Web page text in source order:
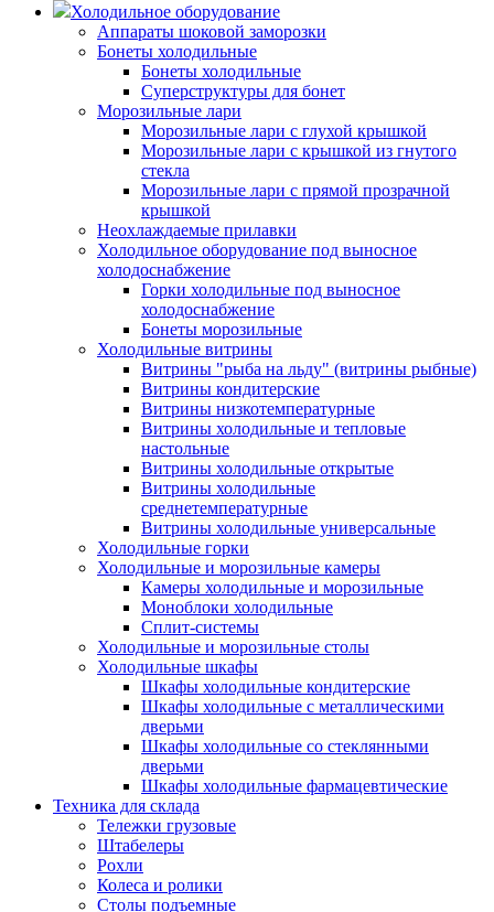
Холодильное оборудование
Аппараты шоковой заморозки
Бонеты холодильные
Бонеты холодильные
Суперструктуры для бонет
Морозильные лари
Морозильные лари с глухой крышкой
Морозильные лари с крышкой из гнутого
стекла
Морозильные лари с прямой прозрачной
крышкой
Неохлаждаемые прилавки
Холодильное оборудование под выносное
холодоснабжение
Горки холодильные под выносное
холодоснабжение
Бонеты морозильные
Холодильные витрины
Витрины "рыба на льду" (витрины рыбные)
Витрины кондитерские
Витрины низкотемпературные
Витрины холодильные и тепловые
настольные
Витрины холодильные открытые
Витрины холодильные
среднетемпературные
Витрины холодильные универсальные
Холодильные горки
Холодильные и морозильные камеры
Камеры холодильные и морозильные
Моноблоки холодильные
Сплит-системы
Холодильные и морозильные столы
Холодильные шкафы
Шкафы холодильные кондитерские
Шкафы холодильные с металлическими
дверьми
Шкафы холодильные со стеклянными
дверьми
Шкафы холодильные фармацевтические
Техника для склада
Тележки грузовые
Штабелеры
Рохли
Колеса и ролики
Столы подъемные